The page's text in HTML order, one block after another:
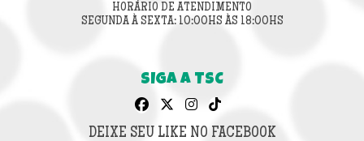
HORÁRIO DE ATENDIMENTO
SEGUNDA À SEXTA: 10:00HS ÀS 18:00HS
SIGA A TSC
DEIXE SEU LIKE NO FACEBOOK